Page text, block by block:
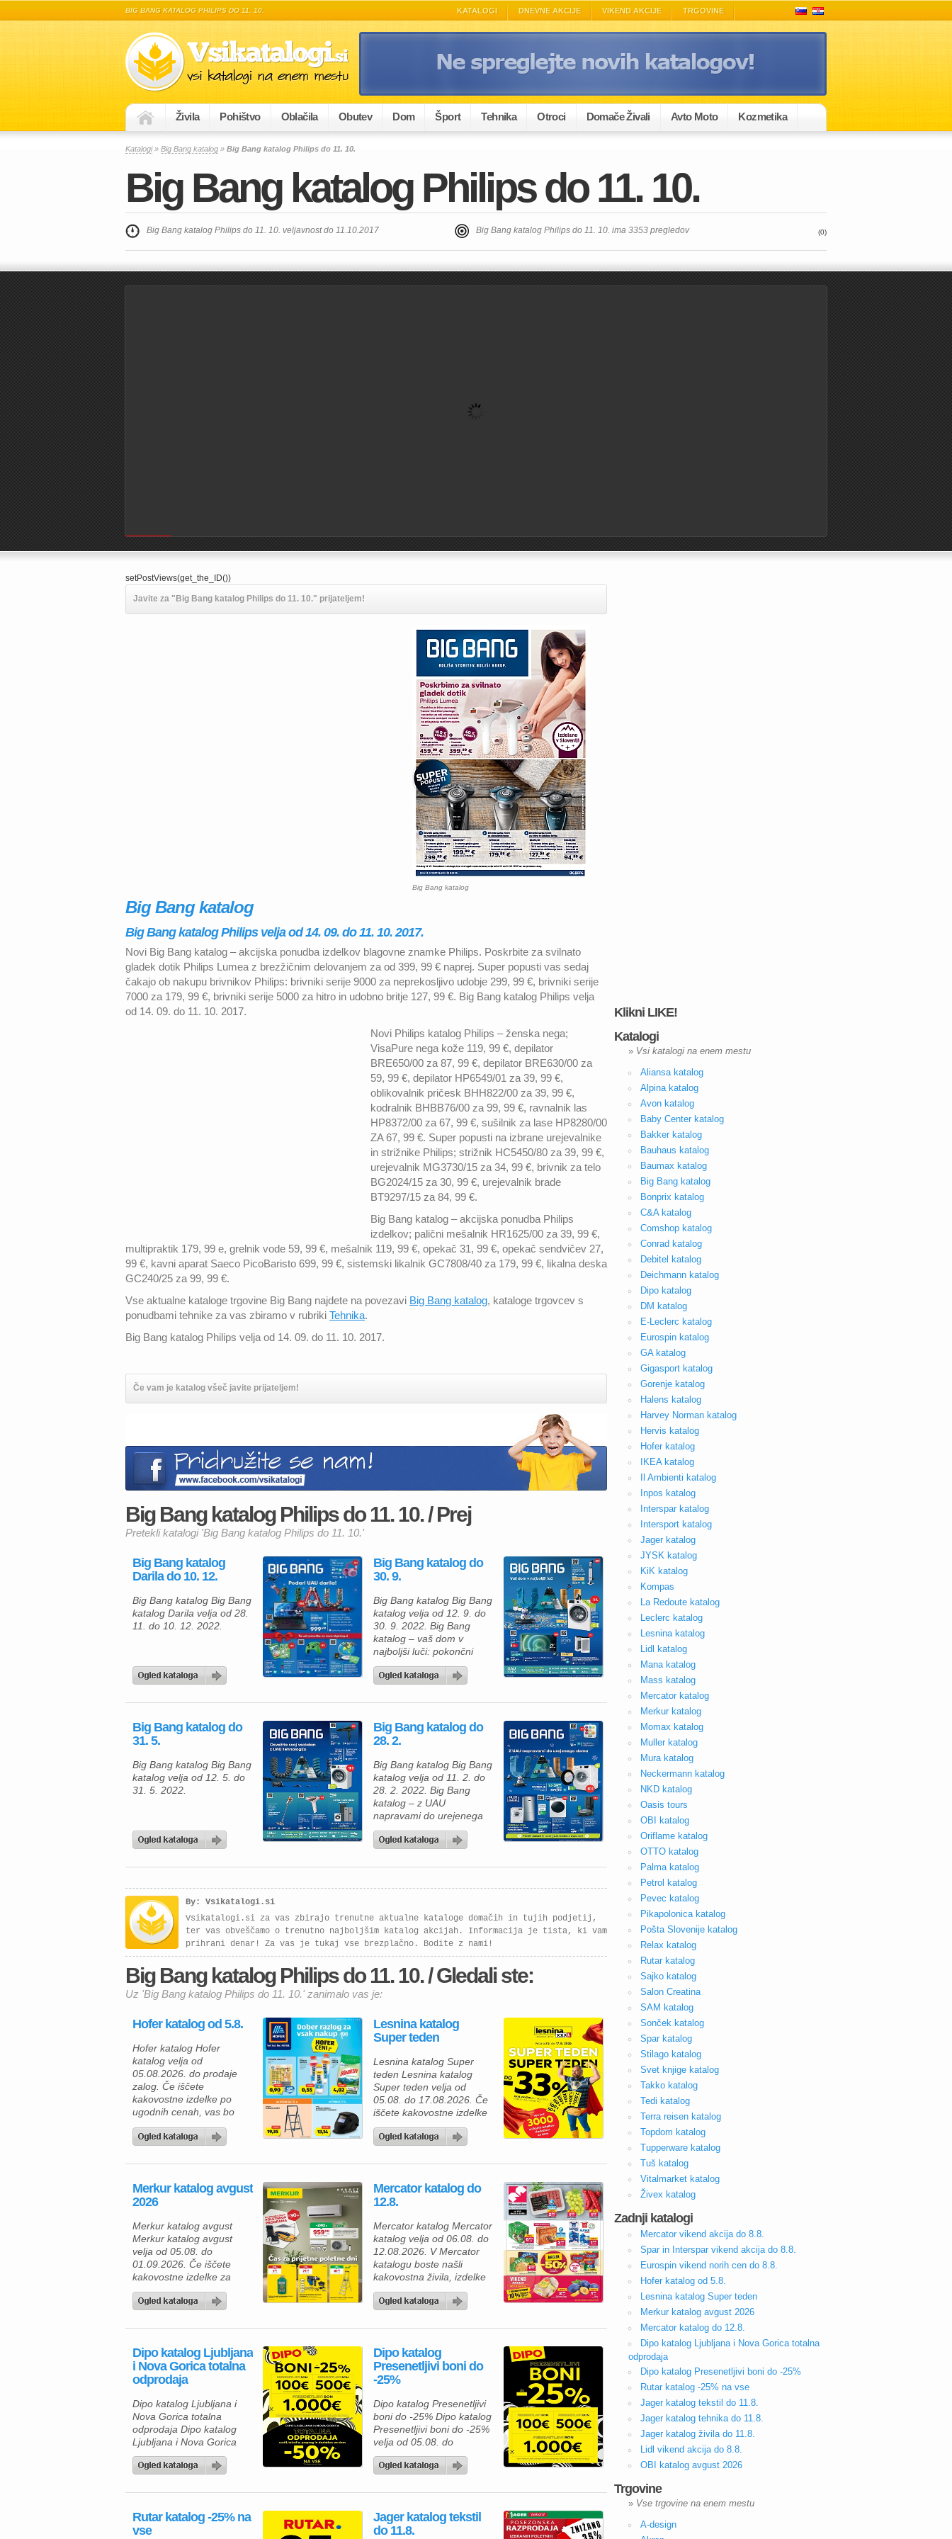
BIG BANG KATALOG PHILIPS DO 11. 10. KATALOGI DNEVNE AKCIJE VIKEND AKCIJE TRGOVINE
Živila Pohištvo Oblačila Obutev Dom Šport Tehnika Otroci Domače Živali Avto Moto Kozmetika
Katalogi» Big Bang katalog » Big Bang katalog Philips do 11. 10.
Big Bang katalog Philips do 11. 10.
Big Bang katalog Philips do 11. 10. veljavnost do 11.10.2017 Big Bang katalog Philips do 11. 10. ima 3353 pregledov (0)
Powered by
setPostViews(get_the_ID())
Javite za "Big Bang katalog Philips do 11. 10." prijateljem!
Big Bang katalog
Big Bang katalog
Big Bang katalog Philips velja od 14. 09. do 11. 10. 2017.
Novi Big Bang katalog – akcijska ponudba izdelkov blagovne znamke Philips. Poskrbite za svilnato
gladek dotik Philips Lumea z brezžičnim delovanjem za od 399, 99 € naprej. Super popusti vas sedaj
čakajo ob nakupu brivnikov Philips: brivniki serije 9000 za neprekosljivo udobje 299, 99 €, brivniki serije
7000 za 179, 99 €, brivniki serije 5000 za hitro in udobno britje 127, 99 €. Big Bang katalog Philips velja
od 14. 09. do 11. 10. 2017.
Novi Philips katalog Philips – ženska nega;
VisaPure nega kože 119, 99 €, depilator
BRE650/00 za 87, 99 €, depilator BRE630/00 za
59, 99 €, depilator HP6549/01 za 39, 99 €,
oblikovalnik pričesk BHH822/00 za 39, 99 €,
kodralnik BHBB76/00 za 99, 99 €, ravnalnik las
HP8372/00 za 67, 99 €, sušilnik za lase HP8280/00
ZA 67, 99 €. Super popusti na izbrane urejevalnike
in strižnike Philips; strižnik HC5450/80 za 39, 99 €,
urejevalnik MG3730/15 za 34, 99 €, brivnik za telo
BG2024/15 za 30, 99 €, urejevalnik brade
BT9297/15 za 84, 99 €.
Big Bang katalog – akcijska ponudba Philips
izdelkov; palični mešalnik HR1625/00 za 39, 99 €,
multipraktik 179, 99 e, grelnik vode 59, 99 €, mešalnik 119, 99 €, opekač 31, 99 €, opekač sendvičev 27,
99 €, kavni aparat Saeco PicoBaristo 699, 99 €, sistemski likalnik GC7808/40 za 179, 99 €, likalna deska
GC240/25 za 99, 99 €.
Vse aktualne kataloge trgovine Big Bang najdete na povezavi Big Bang katalog, kataloge trgovcev s
ponudbami tehnike za vas zbiramo v rubriki Tehnika.
Big Bang katalog Philips velja od 14. 09. do 11. 10. 2017.
Če vam je katalog všeč javite prijateljem!
Big Bang katalog Philips do 11. 10. / Prej
Pretekli katalogi 'Big Bang katalog Philips do 11. 10.'
Big Bang katalog
Darila do 10. 12.
Big Bang katalog Big Bang
katalog Darila velja od 28.
11. do 10. 12. 2022.
Big Bang katalog do
30. 9.
Big Bang katalog Big Bang
katalog velja od 12. 9. do
30. 9. 2022. Big Bang
katalog – vaš dom v
najboljši luči: pokončni
sesalnik Samsung
VS20A05843W/ GE
pralni stroj Beko
€, televizor Philips
75PUS7906/12 za 899, 99
AX60R5080WD za 339, 99
[…]
Big Bang katalog do
31. 5.
Big Bang katalog Big Bang
katalog velja od 12. 5. do
31. 5. 2022.
Big Bang katalog do
28. 2.
Big Bang katalog Big Bang
katalog velja od 11. 2. do
28. 2. 2022. Big Bang
katalog – z UAU
napravami do urejenega
doma: pralni stroj Gorenje
WNEI84BPS za 399, 90 €,
DV90T8240SH/S7 za 899
Roomba i3556+ za 499,
velja od 11. 2. do […]
By: Vsikatalogi.si
Vsikatalogi.si za vas zbirajo trenutne aktualne kataloge domačih in tujih podjetij,
ter vas obveščamo o trenutno najboljšim katalog akcijah. Informacija je tista, ki vam
prihrani denar! Za vas je tukaj vse brezplačno. Bodite z nami!
Big Bang katalog Philips do 11. 10. / Gledali ste:
Uz 'Big Bang katalog Philips do 11. 10.' zanimalo vas je:
Hofer katalog od 5.8.
Hofer katalog Hofer
katalog velja od
05.08.2026. do prodaje
zalog. Če iščete
kakovostne izdelke po
ugodnih cenah, vas bo
zagotovo navdušila. Med
uporabo najdete številne
pijače, izdelke za dom in
gospodinjstvo ter
različna opravila. Za hiter
zajtrk ali malico lahko
izberete piščančje
hrenovke 200 […]
Lesnina katalog
Super teden
Lesnina katalog Super
teden Lesnina katalog
Super teden velja od
05.08. do 17.08.2026. Če
iščete kakovostne izdelke
za prijetnejši in lepše
urejen dom, vas bo
Lesnina kataloga zagotovo
odlične akcijske cene in
bogato izbiro izdelkov za
kuhinjo in jedilnico ter svoj
dom opremite po
ugodnejših cenah. Poleg
številnih […]
Merkur katalog avgust
2026
Merkur katalog avgust
Merkur katalog avgust
velja od 05.08. do
01.09.2026. Če iščete
kakovostne izdelke za
dom, vrt in delavnico, vas
bo aktualna ponudba iz
navdušila. Izkoristite
izbrane izdelke in
poskrbite za udobnejše
bivanje, lažje delo ter
prostega časa. V Merkur
ponudbi vas čakajo
gospodinjski aparati,
klimatske […]
Mercator katalog do
12.8.
Mercator katalog Mercator
katalog velja od 06.08. do
12.08.2026. V Mercator
katalogu boste našli
kakovostna živila, izdelke
za gospodinjstvo in
številne priljubljene
ugodnih cenah. Zdaj je
svojo shrambo, hladilnik in
zamrzovalnik ter pri tem
tudi prihranite. Za pripravo
izberete Premium
Mercator čevapčiče v
pakiranju 500 […]
Dipo katalog Ljubljana
i Nova Gorica totalna
odprodaja
Dipo katalog Ljubljana i
Nova Gorica totalna
odprodaja Dipo katalog
Ljubljana i Nova Gorica
totalna odprodaja velja od
05.08. do 08.08.2026.
Dipo katalog
Presenetljivi boni do
-25%
Dipo katalog Presenetljivi
boni do -25% Dipo katalog
Presenetljivi boni do -25%
velja od 05.08. do
08.08.2026. Predstavljamo
vam privlačno ponudbo iz
izbirate med kakovostnim
mladinsko sobo ter hkrati
izkoristite odlične akcijske
Rutar katalog -25% na
vse
Jager katalog tekstil
do 11.8.
Klikni LIKE!
Katalogi
» Vsi katalogi na enem mestu
Aliansa katalog
Alpina katalog
Avon katalog
Baby Center katalog
Bakker katalog
Bauhaus katalog
Baumax katalog
Big Bang katalog
Bonprix katalog
C&A katalog
Comshop katalog
Conrad katalog
Debitel katalog
Deichmann katalog
Dipo katalog
DM katalog
E-Leclerc katalog
Eurospin katalog
GA katalog
Gigasport katalog
Gorenje katalog
Halens katalog
Harvey Norman katalog
Hervis katalog
Hofer katalog
IKEA katalog
Il Ambienti katalog
Inpos katalog
Interspar katalog
Intersport katalog
Jager katalog
JYSK katalog
KiK katalog
Kompas
La Redoute katalog
Leclerc katalog
Lesnina katalog
Lidl katalog
Mana katalog
Mass katalog
Mercator katalog
Merkur katalog
Momax katalog
Muller katalog
Mura katalog
Neckermann katalog
NKD katalog
Oasis tours
OBI katalog
Oriflame katalog
OTTO katalog
Palma katalog
Petrol katalog
Pevec katalog
Pikapolonica katalog
Pošta Slovenije katalog
Relax katalog
Rutar katalog
Sajko katalog
Salon Creatina
SAM katalog
Sonček katalog
Spar katalog
Stilago katalog
Svet knjige katalog
Takko katalog
Tedi katalog
Terra reisen katalog
Topdom katalog
Tupperware katalog
Tuš katalog
Vitalmarket katalog
Živex katalog
Zadnji katalogi
Mercator vikend akcija do 8.8.
Spar in Interspar vikend akcija do 8.8.
Eurospin vikend norih cen do 8.8.
Hofer katalog od 5.8.
Lesnina katalog Super teden
Merkur katalog avgust 2026
Mercator katalog do 12.8.
Dipo katalog Ljubljana i Nova Gorica totalna
odprodaja
Dipo katalog Presenetljivi boni do -25%
Rutar katalog -25% na vse
Jager katalog tekstil do 11.8.
Jager katalog tehnika do 11.8.
Jager katalog živila do 11.8.
Lidl vikend akcija do 8.8.
OBI katalog avgust 2026
Trgovine
» Vse trgovine na enem mestu
A-design